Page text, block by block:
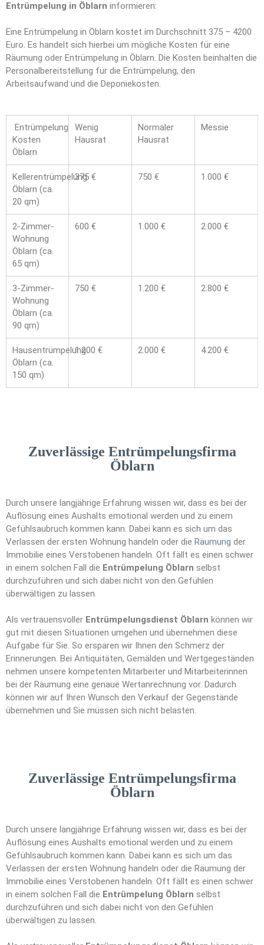
Entrümpelung in Öblarn informieren:
Eine Entrümpelung in Öblarn kostet im Durchschnitt 375 – 4200
Euro. Es handelt sich hierbei um mögliche Kosten für eine
Räumung oder Entrümpelung in Öblarn. Die Kosten beinhalten die
Personalbereitstellung für die Entrümpelung, den
Arbeitsaufwand und die Deponiekosten.
Entrümpelung
Kosten
Öblarn
Wenig
Hausrat
Normaler
Hausrat
Messie
Kellerentrümpelung
Öblarn (ca.
20 qm)
375 € 750 € 1.000 €
2-Zimmer-
Wohnung
Öblarn (ca.
65 qm)
600 € 1.000 € 2.000 €
3-Zimmer-
Wohnung
Öblarn (ca.
90 qm)
750 € 1.200 € 2.800 €
Hausentrümpelung
Öblarn (ca.
150 qm)
1.200 € 2.000 € 4.200 €
Zuverlässige Entrümpelungsfirma
Öblarn
Durch unsere langjährige Erfahrung wissen wir, dass es bei der
Auflösung eines Aushalts emotional werden und zu einem
Gefühlsaubruch kommen kann. Dabei kann es sich um das
Verlassen der ersten Wohnung handeln oder die Räumung der
Immobilie eines Verstobenen handeln. Oft fällt es einen schwer
in einem solchen Fall die Entrümpelung Öblarn selbst
durchzuführen und sich dabei nicht von den Gefühlen
überwältigen zu lassen.
Als vertrauensvoller Entrümpelungsdienst Öblarn können wir
gut mit diesen Situationen umgehen und übernehmen diese
Aufgabe für Sie. So ersparen wir Ihnen den Schmerz der
Erinnerungen. Bei Antiquitäten, Gemälden und Wertgegeständen
nehmen unsere kompetenten Mitarbeiter und Mitarbeiterinnen
bei der Räumung eine genaue Wertanrechnung vor. Dadurch
können wir auf Ihren Wunsch den Verkauf der Gegenstände
übernehmen und Sie müssen sich nicht belasten.
Zuverlässige Entrümpelungsfirma
Öblarn
Durch unsere langjährige Erfahrung wissen wir, dass es bei der
Auflösung eines Aushalts emotional werden und zu einem
Gefühlsaubruch kommen kann. Dabei kann es sich um das
Verlassen der ersten Wohnung handeln oder die Räumung der
Immobilie eines Verstobenen handeln. Oft fällt es einen schwer
in einem solchen Fall die Entrümpelung Öblarn selbst
durchzuführen und sich dabei nicht von den Gefühlen
überwältigen zu lassen.